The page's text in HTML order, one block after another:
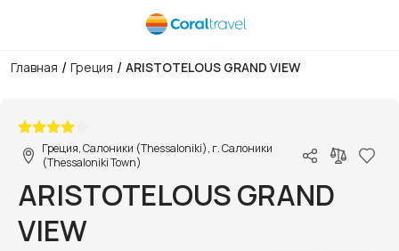
Главная / Греция / ARISTOTELOUS GRAND VIEW
Греция, Салоники (Thessaloniki), г. Салоники
(Thessaloniki Town)
ARISTOTELOUS GRAND
VIEW